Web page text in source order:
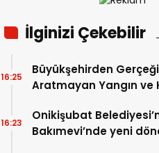
İlginizi Çekebilir
Büyükşehirden Gerçeği
Aratmayan Yangın ve
16:25
Onikişubat
Bakımevi’nde yeni
16:23